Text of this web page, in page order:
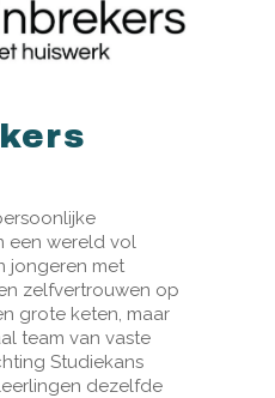
een wereld vol
jongeren met
zelfvertrouwen op
grote keten, maar
team van vaste
Studiekans
dezelfde